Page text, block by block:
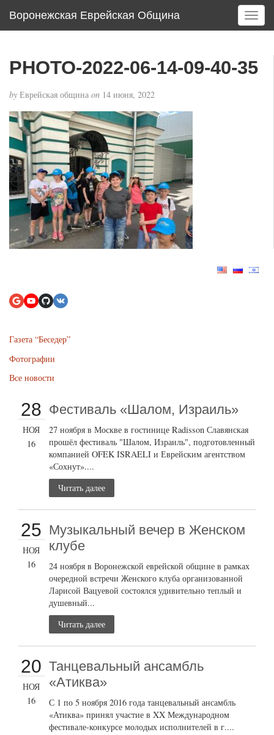
Воронежская Еврейская Община
T
o
l
PHOTO-2022-06-14-09-40-35
by Еврейская община on 14 июня, 2022
Газета “Беседер”
Фотографии
Все новости
28
НОЯ
16
Фестиваль «Шалом, Израиль»
27 ноября в Москве в гостинице Radisson Славянская
прошёл фестиваль "Шалом, Израиль", подготовленный
компанией OFEK ISRAELI и Еврейским агентством
«Сохнут»....
Читать далее
25
НОЯ
16
Музыкальный вечер в Женском
клубе
24 ноября в Воронежской еврейской общине в рамках
очередной встречи Женского клуба организованной
Ларисой Вацуевой состоялся удивительно теплый и
душевный...
Читать далее
20
НОЯ
16
Танцевальный ансамбль
«Атиква»
С 1 по 5 ноября 2016 года танцевальный ансамбль
«Атиква» принял участие в XX Международном
фестивале-конкурсе молодых исполнителей в г....